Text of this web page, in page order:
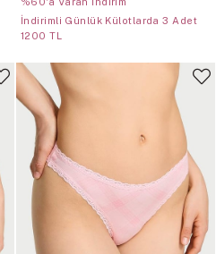
İndirimli Günlük Külotlarda 3 Adet
1200 TL